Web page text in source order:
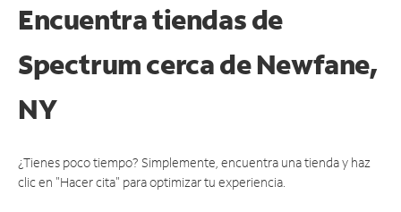
Encuentra tiendas de
Spectrum cerca deNewfane,
NY
¿Tienes poco tiempo? Simplemente, encuentra una tienda y haz
clic en "Hacer cita" para optimizar tu experiencia.